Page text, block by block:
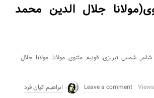
جلال الدین محمد
شاعر,شمس تبریزی, قونیه, مثنوی,مولانا,مولانا جلال
Leave a comment ابراهیم کیان فرد